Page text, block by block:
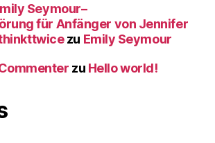
Seymour–
für Anfänger von Jennifer
zu Emily Seymour
zu Hello world!